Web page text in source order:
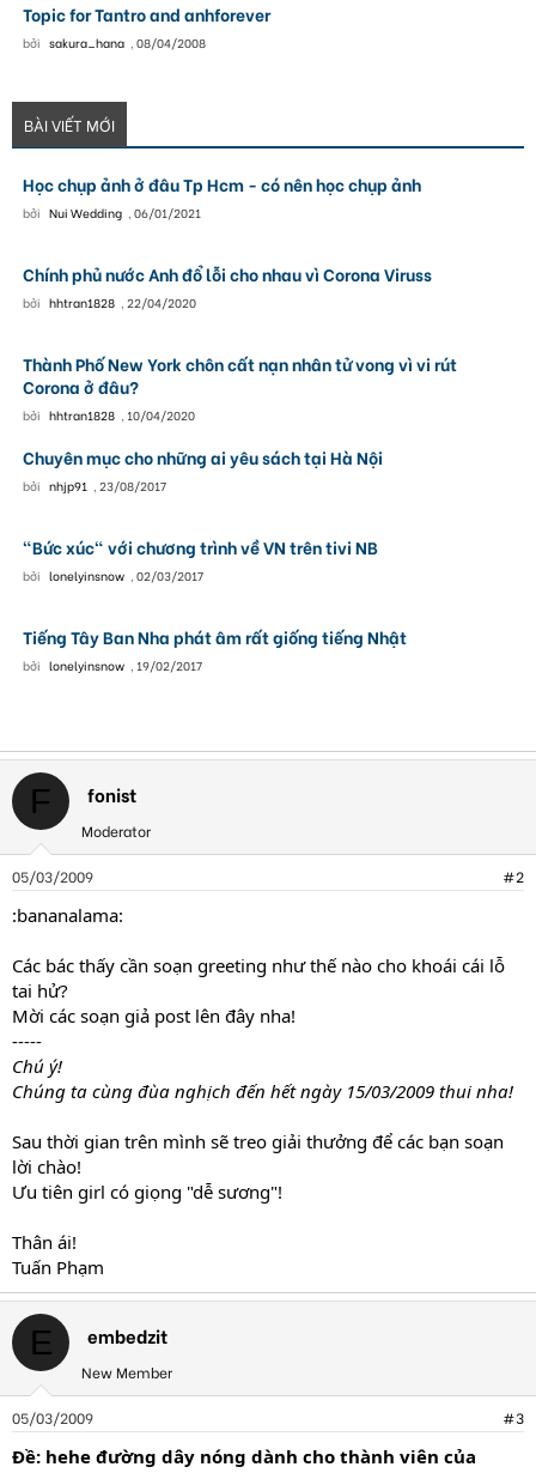
Topic for Tantro and anhforever
bởi sakura_hana , 08/04/2008
BÀI VIẾT MỚI
Học chụp ảnh ở đâu Tp Hcm - có nên học chụp ảnh
bởi Nui Wedding , 06/01/2021
Chính phủ nước Anh đổ lỗi cho nhau vì Corona Viruss
bởi hhtran1828 , 22/04/2020
Thành Phố New York chôn cất nạn nhân tử vong vì vi rút
Corona ở đâu?
bởi hhtran1828 , 10/04/2020
Chuyên mục cho những ai yêu sách tại Hà Nội
bởi nhjp91 , 23/08/2017
"Bức xúc" với chương trình về VN trên tivi NB
bởi lonelyinsnow , 02/03/2017
Tiếng Tây Ban Nha phát âm rất giống tiếng Nhật
bởi lonelyinsnow , 19/02/2017
F fonist
Moderator
05/03/2009 #2
:bananalama:
Các bác thấy cần soạn greeting như thế nào cho khoái cái lỗ
tai hử?
Mời các soạn giả post lên đây nha!
-----
Chú ý!
Chúng ta cùng đùa nghịch đến hết ngày 15/03/2009 thui nha!
Sau thời gian trên mình sẽ treo giải thưởng để các bạn soạn
lời chào!
Ưu tiên girl có giọng "dễ sương"!
Thân ái!
Tuấn Phạm
E embedzit
New Member
05/03/2009 #3
Ðề: hehe đường dây nóng dành cho thành viên của